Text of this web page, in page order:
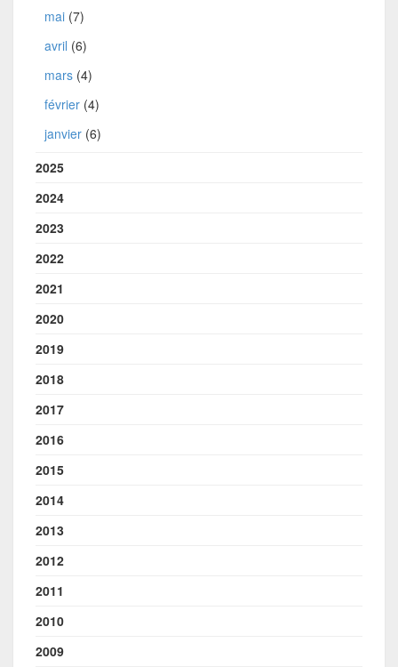
mai (7)
avril (6)
mars (4)
février (4)
janvier (6)
2025
2024
2023
2022
2021
2020
2019
2018
2017
2016
2015
2014
2013
2012
2011
2010
2009